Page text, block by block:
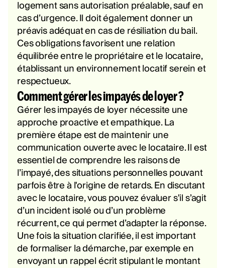
logement sans autorisation préalable, sauf en
cas d’urgence. Il doit également donner un
préavis adéquat en cas de résiliation du bail.
Ces obligations favorisent une relation
équilibrée entre le propriétaire et le locataire,
établissant un environnement locatif serein et
respectueux.
Comment gérer les impayés de loyer ?
Gérer les impayés de loyer nécessite une
approche proactive et empathique. La
première étape est de maintenir une
communication ouverte avec le locataire. Il est
essentiel de comprendre les raisons de
l’impayé, des situations personnelles pouvant
parfois être à l'origine de retards. En discutant
avec le locataire, vous pouvez évaluer s'il s’agit
d’un incident isolé ou d’un problème
récurrent, ce qui permet d’adapter la réponse.
Une fois la situation clarifiée, il est important
de formaliser la démarche, par exemple en
envoyant un rappel écrit stipulant le montant